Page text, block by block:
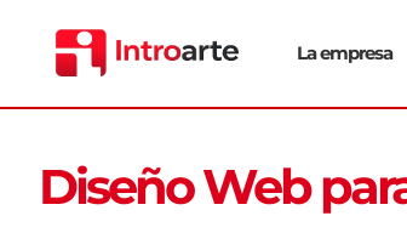
contenido
La empresa
Diseño Web